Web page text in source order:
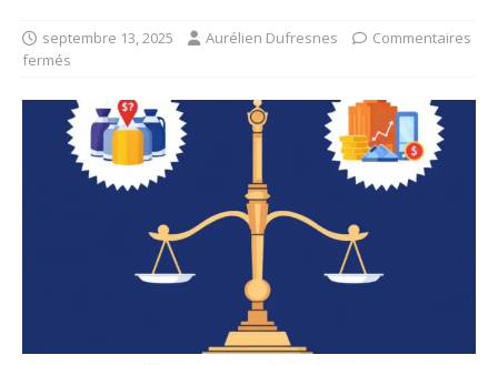
septembre 13, 2025 Aurélien Dufresnes
Commentaires
fermés